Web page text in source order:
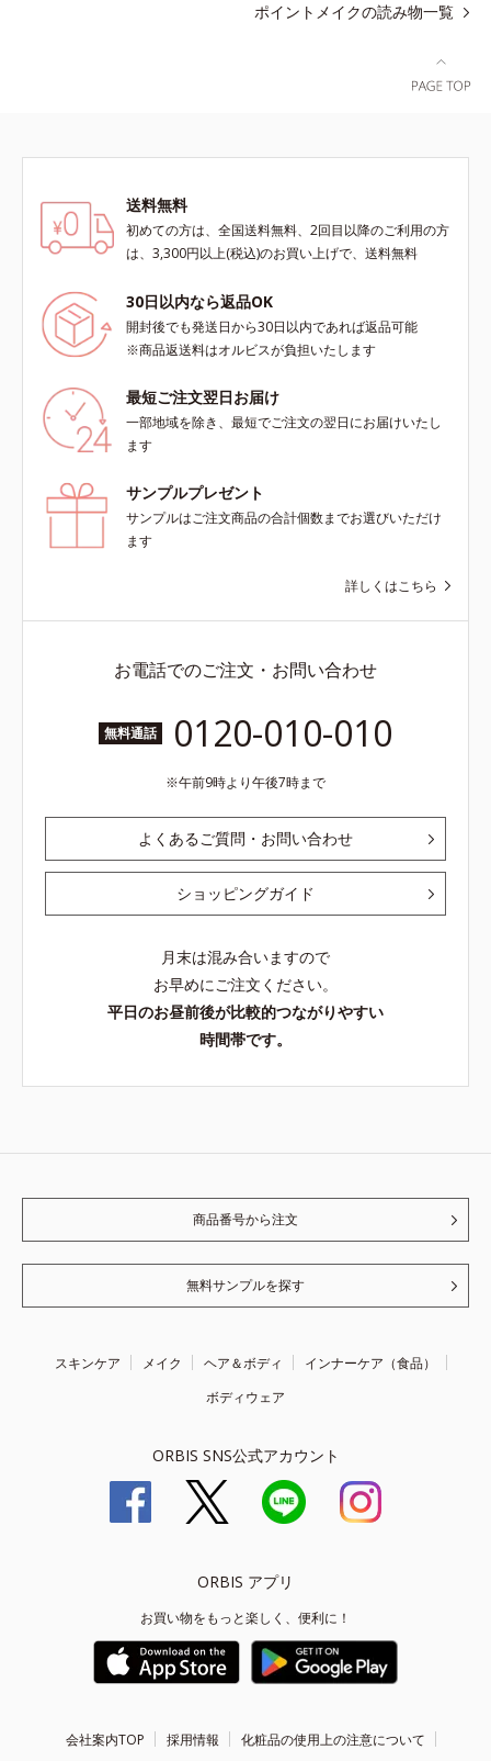
ポイントメイクの読み物一覧
送料無料
初めての方は、全国送料無料、2回目以降のご利用の方
は、3,300円以上(税込)のお買い上げで、送料無料
30日以内なら返品OK
開封後でも発送日から30日以内であれば返品可能
※商品返送料はオルビスが負担いたします
最短ご注文翌日お届け
一部地域を除き、最短でご注文の翌日にお届けいたし
ます
サンプルプレゼント
サンプルはご注文商品の合計個数までお選びいただけ
ます
詳しくはこちら
お電話でのご注文・お問い合わせ
無料通話 0120-010-010
午前9時より午後7時まで
よくあるご質問・お問い合わせ
ショッピングガイド
月末は混み合いますので
お早めにご注文ください。
平日のお昼前後が比較的つながりやすい
時間帯です。
商品番号から注文
無料サンプルを探す
スキンケア メイク ヘア＆ボディ
インナーケア（食品）
ボディウェア
ORBIS SNS公式アカウント
ORBIS アプリ
お買い物をもっと楽しく、便利に！
会社案内TOP 採用情報 化粧品の使用上の注意について